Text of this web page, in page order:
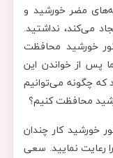
مضر خورشید و
می‌کند، نداشتید.
خورشید محافظت
پس از خواندن این
که چگونه می‌توانیم
محافظت کنیم؟
خورشید کار چندان
رعایت نمایید. سعی